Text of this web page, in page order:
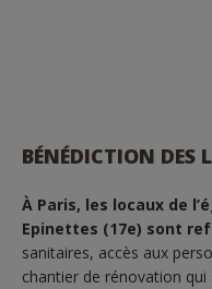
BÉNÉDICTION DES
À Paris, les locaux de
Epinettes (17e) sont
sanitaires, accès aux
chantier de rénovation qui